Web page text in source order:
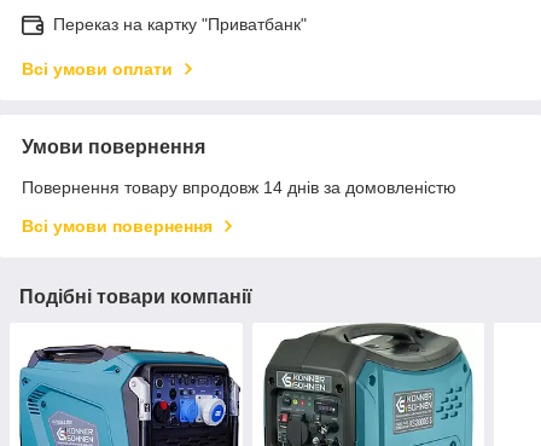
Переказ на картку "Приватбанк"
Всі умови оплати
Умови повернення
Повернення товару впродовж 14 днів за домовленістю
Всі умови повернення
Подібні товари компанії